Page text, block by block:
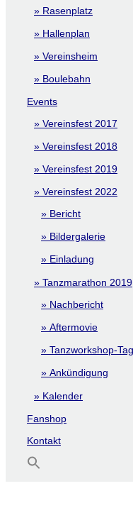
Rasenplatz
Hallenplan
Vereinsheim
Boulebahn
Events
Vereinsfest 2017
Vereinsfest 2018
Vereinsfest 2019
Vereinsfest 2022
Bericht
Bildergalerie
Einladung
Tanzmarathon 2019
Nachbericht
Aftermovie
Tanzworkshop-Tag
Ankündigung
Kalender
Fanshop
Kontakt